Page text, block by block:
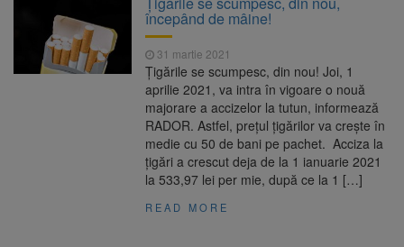
6 august 2026
AUR a lansat platforma
suspeND.ro pentru urmărirea inițiativei de
suspendare a președintelui Nicușor Dan
6 august 2026
Înalta Curte analizează
dosarul lui Călin Georgescu și Horațiu Potra.
Judecătorii decid dacă începe procesul
Strategia națională pentru
biodiversitate 2026-2030, adoptată de Senat.
Proiectul merge la promulgare
începând de mâine!
31 martie 2021
Țigările se scumpesc, din nou! Joi, 1
aprilie 2021, va intra în vigoare o nouă
majorare a accizelor la tutun, informează
RADOR. Astfel, prețul țigărilor va crește în
medie cu 50 de bani pe pachet. Acciza la
ţigări a crescut deja de la 1 ianuarie 2021
la 533,97 lei per mie, după ce la 1 […]
READ MORE